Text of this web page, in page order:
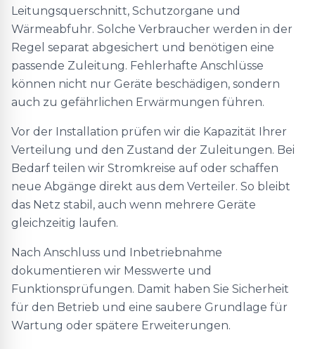
Leitungsquerschnitt, Schutzorgane und
Wärmeabfuhr. Solche Verbraucher werden in der
Regel separat abgesichert und benötigen eine
passende Zuleitung. Fehlerhafte Anschlüsse
können nicht nur Geräte beschädigen, sondern
auch zu gefährlichen Erwärmungen führen.
Vor der Installation prüfen wir die Kapazität Ihrer
Verteilung und den Zustand der Zuleitungen. Bei
Bedarf teilen wir Stromkreise auf oder schaffen
neue Abgänge direkt aus dem Verteiler. So bleibt
das Netz stabil, auch wenn mehrere Geräte
gleichzeitig laufen.
Nach Anschluss und Inbetriebnahme
dokumentieren wir Messwerte und
Funktionsprüfungen. Damit haben Sie Sicherheit
für den Betrieb und eine saubere Grundlage für
Wartung oder spätere Erweiterungen.